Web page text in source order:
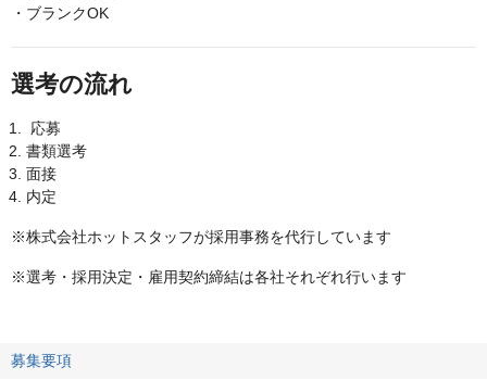
・ブランクOK
選考の流れ
応募
書類選考
面接
内定
※株式会社ホットスタッフが採用事務を代行しています
※選考・採用決定・雇用契約締結は各社それぞれ行います
募集要項